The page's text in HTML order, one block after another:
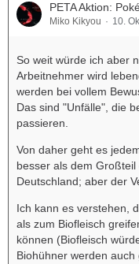
PETA Aktion:
Miko Kikyou 10.
So weit würde ich aber
Arbeitnehmer wird
werden bei vollem
Das sind "Unfälle", die
passieren.
Von daher geht es
besser als dem
Deutschland; aber der
Ich kann es verstehen,
als zum Biofleisch
können (Biofleisch
Biohühner werden